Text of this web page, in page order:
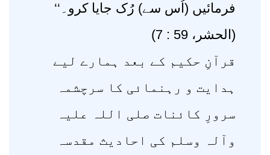
فرمائیں (اُس سے) رُک جایا کرو۔‘‘
(الحشر، 59 : 7)
قرآنِ حکیم کے بعد ہمارے لیے
ہدایت و رہنمائی کا سرچشمہ
سرورِ کائنات صلی اللہ علیہ
وآلہ وسلم کی احادیث مقدسہ